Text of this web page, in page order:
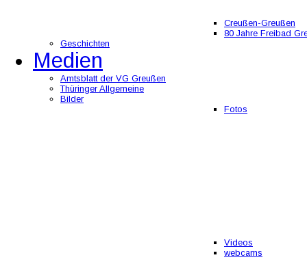
Creußen-Greußen
80 Jahre Freibad
Geschichten
Medien
Amtsblatt der VG Greußen
Thüringer Allgemeine
Bilder
Fotos
Videos
webcams